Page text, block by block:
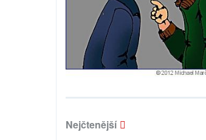
Nejčtenější